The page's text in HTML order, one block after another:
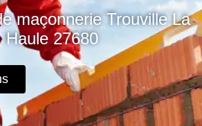
maçonnerie Trouville La
Haule 27680